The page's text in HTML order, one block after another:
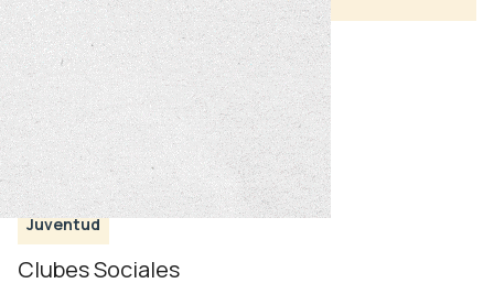
Juventud
Clubes Sociales